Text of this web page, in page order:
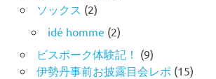
ソックス (2)
idé homme (2)
ビスポーク体験記！ (9)
伊勢丹事前お披露目会レポ (15)